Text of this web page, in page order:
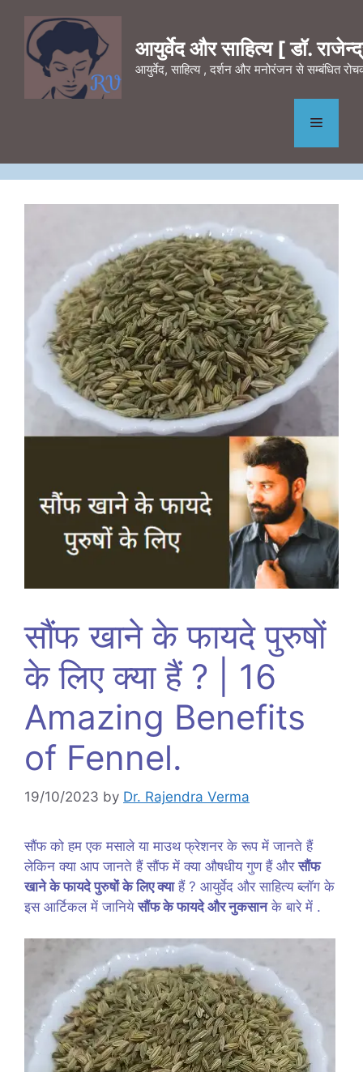
content
आयुर्वेद और साहित्य [ डॉ.
आयुर्वेद, साहित्य , दर्शन और मनोरंजन से सम्बंधित
Menu
सौंफ खाने के फायदे पुरुषों
के लिए क्या हैं ? | 16
Amazing Benefits
of Fennel.
19/10/2023 by Dr. Rajendra Verma
सौंफ को हम एक मसाले या माउथ फ्रेशनर के रूप में जानते हैं
लेकिन क्या आप जानते हैं सौंफ में क्या औषधीय गुण हैं औरसौंफ
खाने के फायदे पुरुषों के लिए क्याहैं ? आयुर्वेद और साहित्य ब्लॉग के
इस आर्टिकल में जानियेसौंफ के फायदे और नुकसानके बारे में .